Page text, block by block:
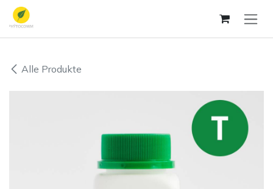
Zum Inhalt springen
Alle Produkte